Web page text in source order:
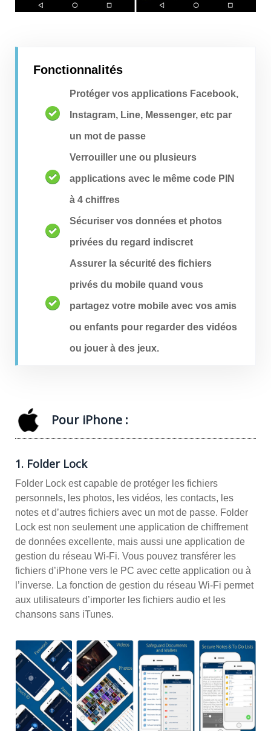
Fonctionnalités
Protéger vos applications Facebook,
Instagram, Line, Messenger, etc par
un mot de passe
Verrouiller une ou plusieurs
applications avec le même code PIN
à 4 chiffres
Sécuriser vos données et photos
privées du regard indiscret
Assurer la sécurité des fichiers
privés du mobile quand vous
partagez votre mobile avec vos amis
ou enfants pour regarder des vidéos
ou jouer à des jeux.
Pour iPhone :
1. Folder Lock
Folder Lock est capable de protéger les fichiers
personnels, les photos, les vidéos, les contacts, les
notes et d’autres fichiers avec un mot de passe. Folder
Lock est non seulement une application de chiffrement
de données excellente, mais aussi une application de
gestion du réseau Wi-Fi. Vous pouvez transférer les
fichiers d’iPhone vers le PC avec cette application ou à
l’inverse. La fonction de gestion du réseau Wi-Fi permet
aux utilisateurs d’importer les fichiers audio et les
chansons sans iTunes.